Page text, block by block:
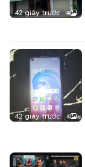
42 giây trước 4
42 giây trước 4